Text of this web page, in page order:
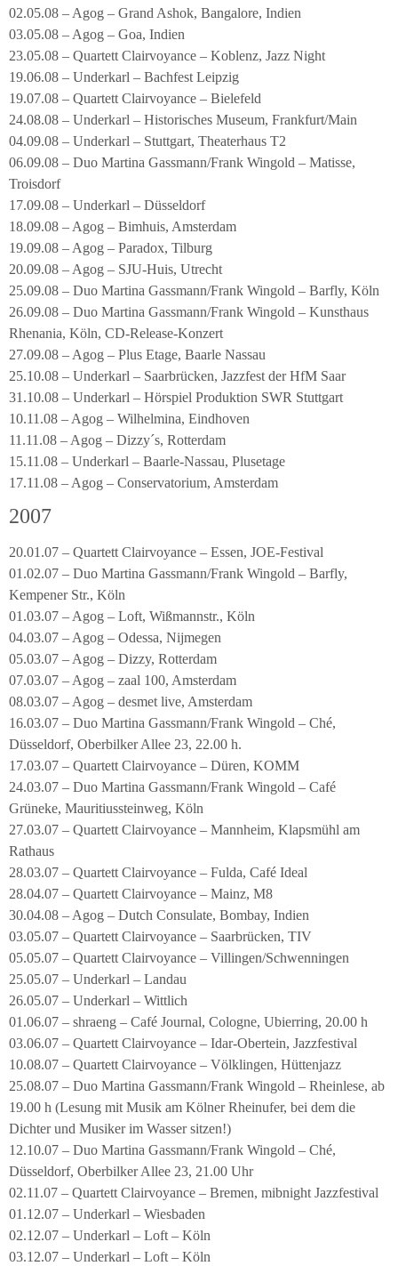
02.05.08 – Agog – Grand Ashok, Bangalore, Indien
03.05.08 – Agog – Goa, Indien
23.05.08 – Quartett Clairvoyance – Koblenz, Jazz Night
19.06.08 – Underkarl – Bachfest Leipzig
19.07.08 – Quartett Clairvoyance – Bielefeld
24.08.08 – Underkarl – Historisches Museum, Frankfurt/Main
04.09.08 – Underkarl – Stuttgart, Theaterhaus T2
06.09.08 – Duo Martina Gassmann/Frank Wingold – Matisse,
Troisdorf
17.09.08 – Underkarl – Düsseldorf
18.09.08 – Agog – Bimhuis, Amsterdam
19.09.08 – Agog – Paradox, Tilburg
20.09.08 – Agog – SJU-Huis, Utrecht
25.09.08 – Duo Martina Gassmann/Frank Wingold – Barfly, Köln
26.09.08 – Duo Martina Gassmann/Frank Wingold – Kunsthaus
Rhenania, Köln, CD-Release-Konzert
27.09.08 – Agog – Plus Etage, Baarle Nassau
25.10.08 – Underkarl – Saarbrücken, Jazzfest der HfM Saar
31.10.08 – Underkarl – Hörspiel Produktion SWR Stuttgart
10.11.08 – Agog – Wilhelmina, Eindhoven
11.11.08 – Agog – Dizzy´s, Rotterdam
15.11.08 – Underkarl – Baarle-Nassau, Plusetage
17.11.08 – Agog – Conservatorium, Amsterdam
2007
20.01.07 – Quartett Clairvoyance – Essen, JOE-Festival
01.02.07 – Duo Martina Gassmann/Frank Wingold – Barfly,
Kempener Str., Köln
01.03.07 – Agog – Loft, Wißmannstr., Köln
04.03.07 – Agog – Odessa, Nijmegen
05.03.07 – Agog – Dizzy, Rotterdam
07.03.07 – Agog – zaal 100, Amsterdam
08.03.07 – Agog – desmet live, Amsterdam
16.03.07 – Duo Martina Gassmann/Frank Wingold – Ché,
Düsseldorf, Oberbilker Allee 23, 22.00 h.
17.03.07 – Quartett Clairvoyance – Düren, KOMM
24.03.07 – Duo Martina Gassmann/Frank Wingold – Café
Grüneke, Mauritiussteinweg, Köln
27.03.07 – Quartett Clairvoyance – Mannheim, Klapsmühl am
Rathaus
28.03.07 – Quartett Clairvoyance – Fulda, Café Ideal
28.04.07 – Quartett Clairvoyance – Mainz, M8
30.04.08 – Agog – Dutch Consulate, Bombay, Indien
03.05.07 – Quartett Clairvoyance – Saarbrücken, TIV
05.05.07 – Quartett Clairvoyance – Villingen/Schwenningen
25.05.07 – Underkarl – Landau
26.05.07 – Underkarl – Wittlich
01.06.07 – shraeng – Café Journal, Cologne, Ubierring, 20.00 h
03.06.07 – Quartett Clairvoyance – Idar-Obertein, Jazzfestival
10.08.07 – Quartett Clairvoyance – Völklingen, Hüttenjazz
25.08.07 – Duo Martina Gassmann/Frank Wingold – Rheinlese, ab
19.00 h (Lesung mit Musik am Kölner Rheinufer, bei dem die
Dichter und Musiker im Wasser sitzen!)
12.10.07 – Duo Martina Gassmann/Frank Wingold – Ché,
Düsseldorf, Oberbilker Allee 23, 21.00 Uhr
02.11.07 – Quartett Clairvoyance – Bremen, mibnight Jazzfestival
01.12.07 – Underkarl – Wiesbaden
02.12.07 – Underkarl – Loft – Köln
03.12.07 – Underkarl – Loft – Köln